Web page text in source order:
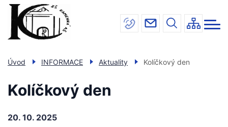
Přejít
hlavnímu
Menu
navigace
INFORMACE
ŠKOLA
ÚŘEDNÍ DESKA
KONTAKTY
Úvod INFORMACE Aktuality Kolíčkový den
Kolíčkový den
20. 10. 2025